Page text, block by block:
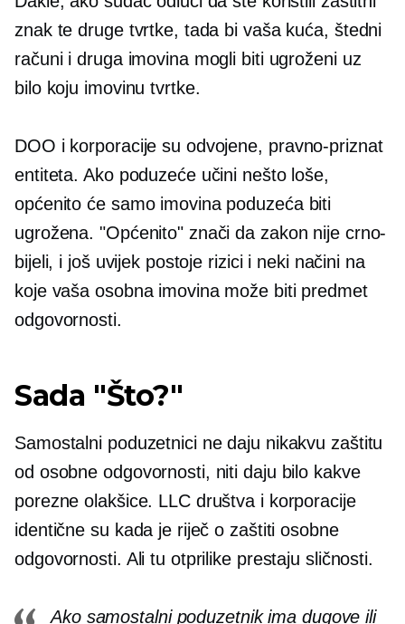
znak te druge tvrtke, tada bi vaša kuća, štedni
računi i druga imovina mogli biti ugroženi uz
bilo koju imovinu tvrtke.
DOO i korporacije su odvojene, pravno-priznat
entiteta. Ako poduzeće učini nešto loše,
općenito će samo imovina poduzeća biti
ugrožena. "Općenito" znači da zakon nije crno-
bijeli, i još uvijek postoje rizici i neki načini na
koje vaša osobna imovina može biti predmet
odgovornosti.
Sada "Što?"
Samostalni poduzetnici ne daju nikakvu zaštitu
od osobne odgovornosti, niti daju bilo kakve
porezne olakšice. LLC društva i korporacije
identične su kada je riječ o zaštiti osobne
odgovornosti. Ali tu otprilike prestaju sličnosti.
Ako samostalni poduzetnik ima dugove ili